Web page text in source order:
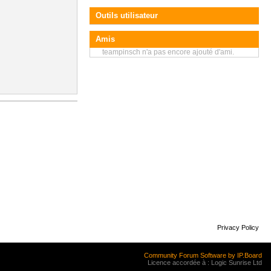
Outils utilisateur
Amis
teampinsch n'a pas encore ajouté d'ami.
Privacy Policy
Community Forum Software by IP.Board
Licence accordée à : Logic Sunrise Ltd